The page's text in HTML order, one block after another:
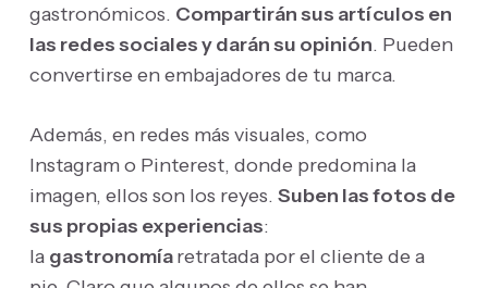
gastronómicos. Compartirán sus artículos en
las redes sociales y darán su opinión. Pueden
convertirse en embajadores de tu marca.
Además, en redes más visuales, como
Instagram o Pinterest, donde predomina la
imagen, ellos son los reyes. Suben las fotos de
sus propias experiencias:
la gastronomíaretratada por el cliente de a